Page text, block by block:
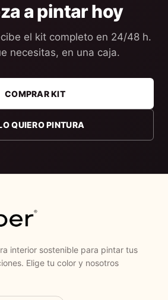
a pintar hoy
el kit completo en 24/48 h.
necesitas, en una caja.
COMPRAR KIT
QUIERO PINTURA
interior sostenible para pintar tus
Elige tu color y nosotros